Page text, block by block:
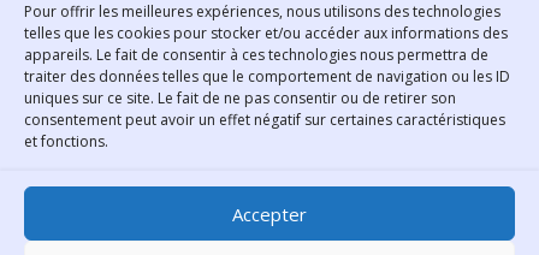
Pour offrir les meilleures expériences, nous utilisons des technologies
telles que les cookies pour stocker et/ou accéder aux informations des
appareils. Le fait de consentir à ces technologies nous permettra de
traiter des données telles que le comportement de navigation ou les ID
uniques sur ce site. Le fait de ne pas consentir ou de retirer son
consentement peut avoir un effet négatif sur certaines caractéristiques
et fonctions.
Accepter
Bibliothèque municipale de
Lyon